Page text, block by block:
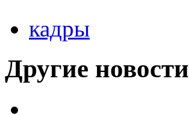
кадры
Другие новости